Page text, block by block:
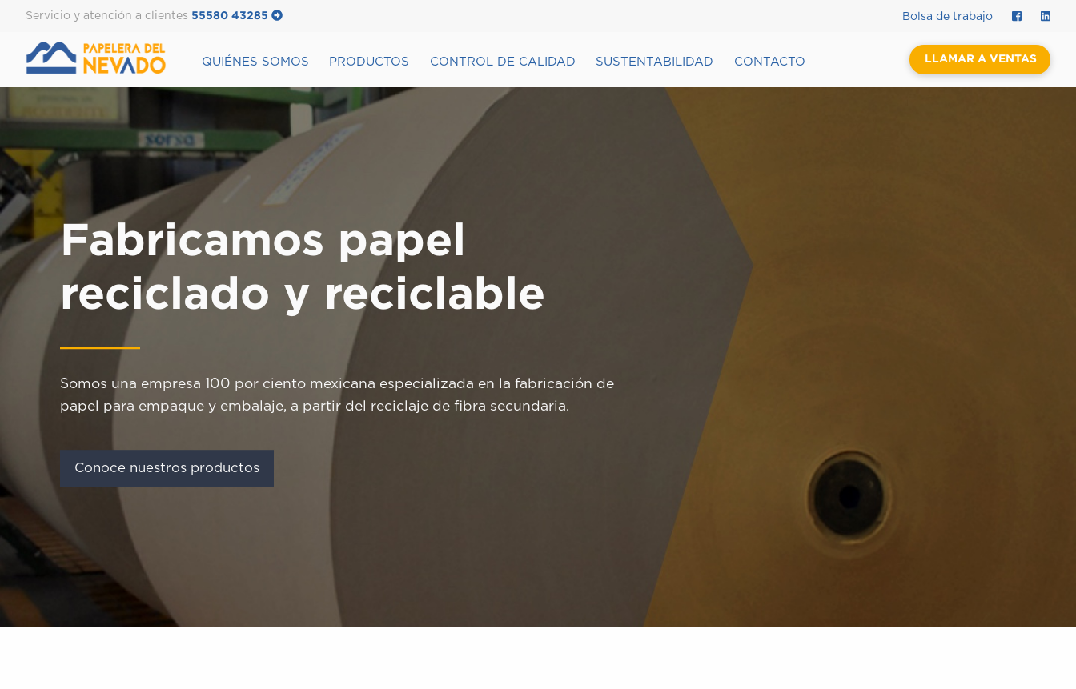
Servicio y atención a clientes 55580 43285 Bolsa de trabajo
QUIÉNES SOMOS PRODUCTOS CONTROL DE CALIDAD SUSTENTABILIDAD CONTACTO LLAMAR A VENTAS
Fabricamos papel
reciclado y reciclable
Somos una empresa 100 por ciento mexicana especializada en la fabricación de
papel para empaque y embalaje, a partir del reciclaje de fibra secundaria.
Conoce nuestros productos